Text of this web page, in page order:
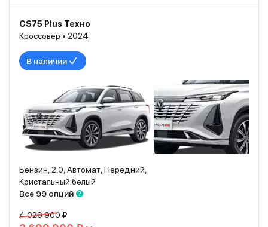
CS75 Plus Техно
Кроссовер • 2024
В наличии
Бензин, 2.0, Автомат, Передний,
Кристальный белый
Все 99 опций
4 029 900 ₽